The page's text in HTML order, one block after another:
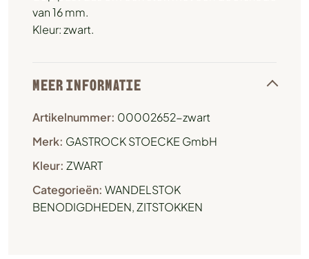
van 16 mm.
Kleur: zwart.
MEER INFORMATIE
Artikelnummer: 00002652-zwart
Merk: GASTROCK STOECKE GmbH
Kleur: ZWART
Categorieën: WANDELSTOK
BENODIGDHEDEN,ZITSTOKKEN